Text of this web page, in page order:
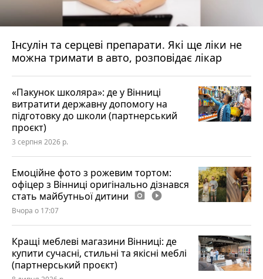
Інсулін та серцеві препарати. Які ще ліки не
можна тримати в авто, розповідає лікар
«Пакунок школяра»: де у Вінниці
витратити державну допомогу на
підготовку до школи (партнерський
проєкт)
3 серпня 2026 р.
Емоційне фото з рожевим тортом:
офіцер з Вінниці оригінально дізнався
стать майбутньої дитини photo_camera play_circle_filled
Вчора о 17:07
Кращі меблеві магазини Вінниці: де
купити сучасні, стильні та якісні меблі
(партнерський проєкт)